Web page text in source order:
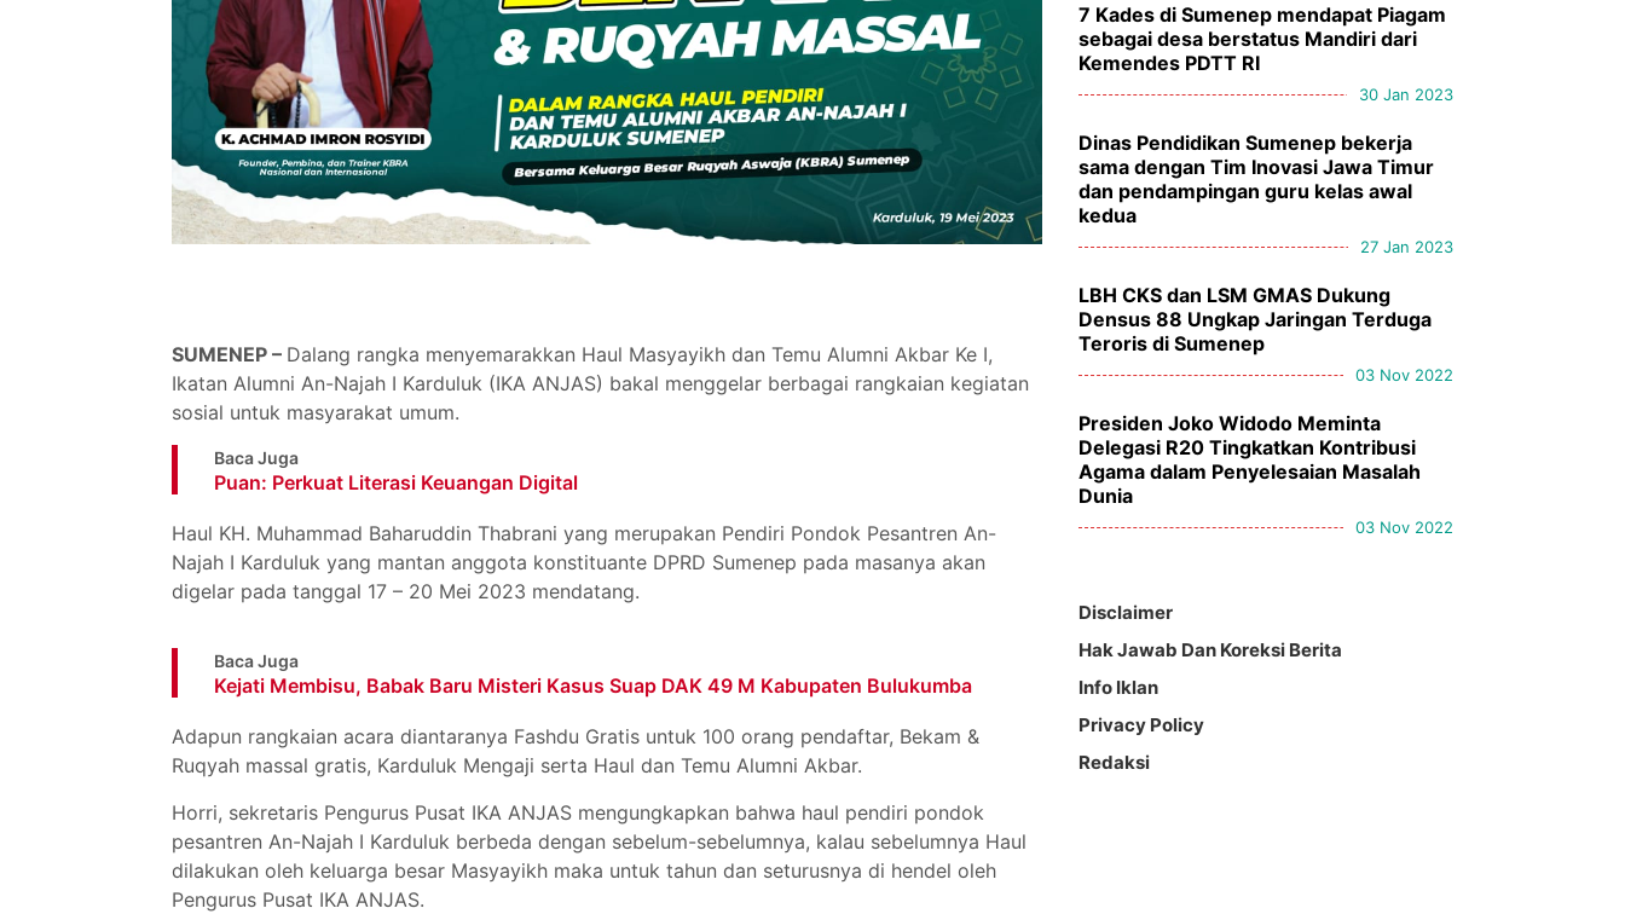
SUMENEP – Dalang rangka menyemarakkan Haul Masyayikh dan Temu Alumni Akbar Ke I,
Ikatan Alumni An-Najah I Karduluk (IKA ANJAS) bakal menggelar berbagai rangkaian kegiatan
sosial untuk masyarakat umum.
Baca Juga
Puan: Perkuat Literasi Keuangan Digital
Haul KH. Muhammad Baharuddin Thabrani yang merupakan Pendiri Pondok Pesantren An-
Najah I Karduluk yang mantan anggota konstituante DPRD Sumenep pada masanya akan
digelar pada tanggal 17 – 20 Mei 2023 mendatang.
Baca Juga
Kejati Membisu, Babak Baru Misteri Kasus Suap DAK 49 M Kabupaten Bulukumba
Adapun rangkaian acara diantaranya Fashdu Gratis untuk 100 orang pendaftar, Bekam &
Ruqyah massal gratis, Karduluk Mengaji serta Haul dan Temu Alumni Akbar.
Horri, sekretaris Pengurus Pusat IKA ANJAS mengungkapkan bahwa haul pendiri pondok
pesantren An-Najah I Karduluk berbeda dengan sebelum-sebelumnya, kalau sebelumnya Haul
dilakukan oleh keluarga besar Masyayikh maka untuk tahun dan seturusnya di hendel oleh
Pengurus Pusat IKA ANJAS.
7 Kades di Sumenep mendapat Piagam
sebagai desa berstatus Mandiri dari
Kemendes PDTT RI
30 Jan 2023
Dinas Pendidikan Sumenep bekerja
sama dengan Tim Inovasi Jawa Timur
dan pendampingan guru kelas awal
kedua
27 Jan 2023
LBH CKS dan LSM GMAS Dukung
Densus 88 Ungkap Jaringan Terduga
Teroris di Sumenep
03 Nov 2022
Presiden Joko Widodo Meminta
Delegasi R20 Tingkatkan Kontribusi
Agama dalam Penyelesaian Masalah
Dunia
03 Nov 2022
Disclaimer
Hak Jawab Dan Koreksi Berita
Info Iklan
Privacy Policy
Redaksi